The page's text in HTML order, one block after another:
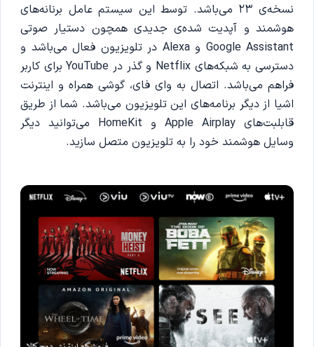
نسخه‌ی 23 می‌باشد. توسط این سیستم عامل برنانه‌های
هوشمند و آپدیت شده‌ی جدیدی همچون دستیار صوتی
Google Assistant و Alexa در تلویزیون فعال می‌باشد و
دسترسی به شبکه‌های Netflix و گذر در YouTube برای کاربر
فراهم می‌باشد. اتصال به وای فای، گوشی همراه و اینترنت
اشیا از دیگر برنامه‌های این تلویزیون می‌باشد. شما از طریق
قابلبت‌های Apple Airplay و HomeKit می‌توانید دیگر
وسایل هوشمند خود را به تلویزیون متصل سازید.